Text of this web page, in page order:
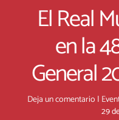
El Real
en la
General
Deja un comentario |
29